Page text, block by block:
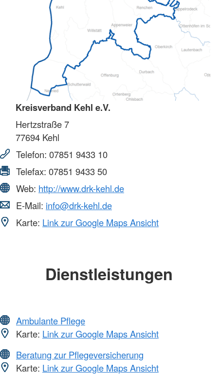
Kreisverband Kehl e.V.
Hertzstraße 7
77694 Kehl
Telefon: 07851 9433 10
Telefax: 07851 9433 50
Web: http://www.drk-kehl.de
E-Mail: info@drk-kehl.de
Karte: Link zur Google Maps Ansicht
Dienstleistungen
Ambulante Pflege
Karte: Link zur Google Maps Ansicht
Beratung zur Pflegeversicherung
Karte: Link zur Google Maps Ansicht